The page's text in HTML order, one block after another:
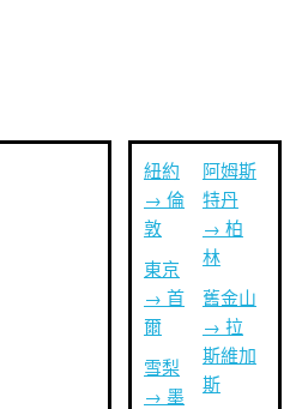
紐約
→ 倫
敦
東京
→ 首
爾
雪梨
→ 墨
阿姆斯
特丹
→ 柏
林
舊金山
→ 拉
斯維加
斯